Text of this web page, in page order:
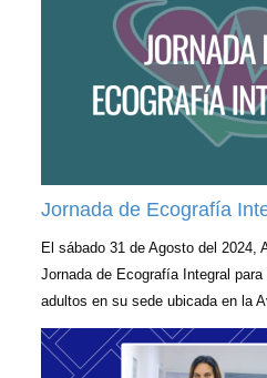
Jornada de Ecografía
El sábado 31 de Agosto del 2024,
Jornada de Ecografía Integral
adultos en su sede ubicada en la